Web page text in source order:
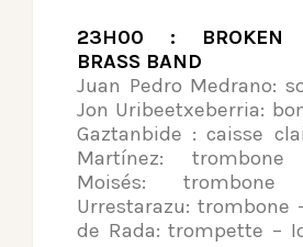
23H00 : BROKEN
BRASS BAND
Juan Pedro Medrano:
Jon Uribeetxeberria:
Gaztanbide : caisse
Martínez:
Moisés:
Urrestarazu: trombone
de Rada: trompette –